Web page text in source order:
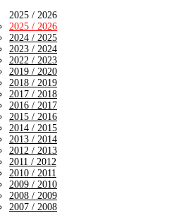
2025 / 2026
2025 / 2026
2024 / 2025
2023 / 2024
2022 / 2023
2019 / 2020
2018 / 2019
2017 / 2018
2016 / 2017
2015 / 2016
2014 / 2015
2013 / 2014
2012 / 2013
2011 / 2012
2010 / 2011
2009 / 2010
2008 / 2009
2007 / 2008